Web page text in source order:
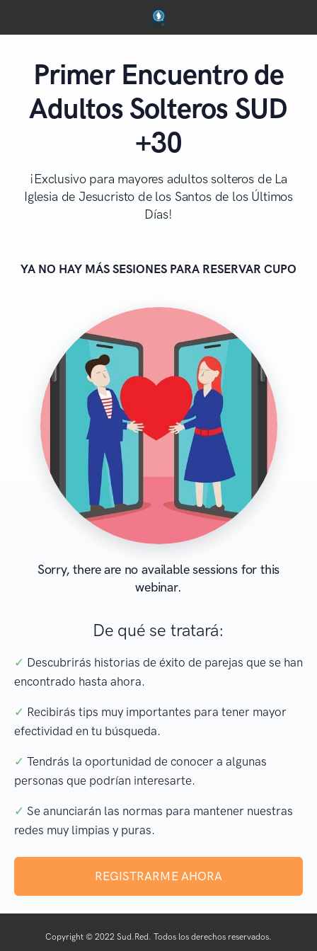
Primer Encuentro de
Adultos Solteros SUD
+30
¡Exclusivo para mayores adultos solteros de La
Iglesia de Jesucristo de los Santos de los Últimos
Días!
YA NO HAY MÁS SESIONES PARA RESERVAR CUPO
Sorry, there are no available sessions for this
webinar.
De qué se tratará:
✓ Descubrirás historias de éxito de parejas que se han
encontrado hasta ahora.
✓ Recibirás tips muy importantes para tener mayor
efectividad en tu búsqueda.
✓ Tendrás la oportunidad de conocer a algunas
personas que podrían interesarte.
✓ Se anunciarán las normas para mantener nuestras
redes muy limpias y puras.
REGISTRARME AHORA
Copyright © 2022 Sud.Red. Todos los derechos reservados.